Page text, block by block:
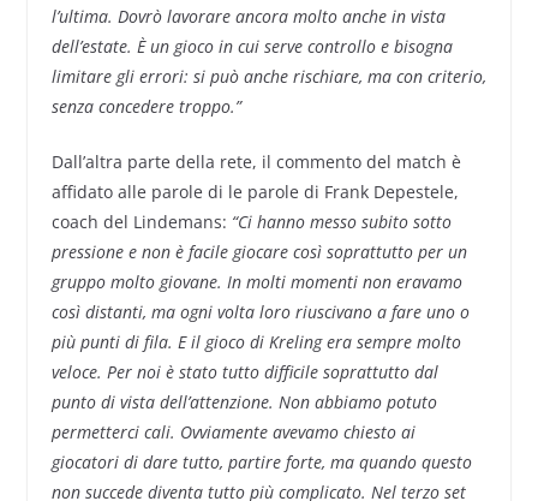
l’ultima. Dovrò lavorare ancora molto anche in vista
dell’estate. È un gioco in cui serve controllo e bisogna
limitare gli errori: si può anche rischiare, ma con criterio,
senza concedere troppo.”
Dall’altra parte della rete, il commento del match è
affidato alle parole di le parole di Frank Depestele,
coach del Lindemans: “Ci hanno messo subito sotto
pressione e non è facile giocare così soprattutto per un
gruppo molto giovane. In molti momenti non eravamo
così distanti, ma ogni volta loro riuscivano a fare uno o
più punti di fila. E il gioco di Kreling era sempre molto
veloce. Per noi è stato tutto difficile soprattutto dal
punto di vista dell’attenzione. Non abbiamo potuto
permetterci cali. Ovviamente avevamo chiesto ai
giocatori di dare tutto, partire forte, ma quando questo
non succede diventa tutto più complicato. Nel terzo set